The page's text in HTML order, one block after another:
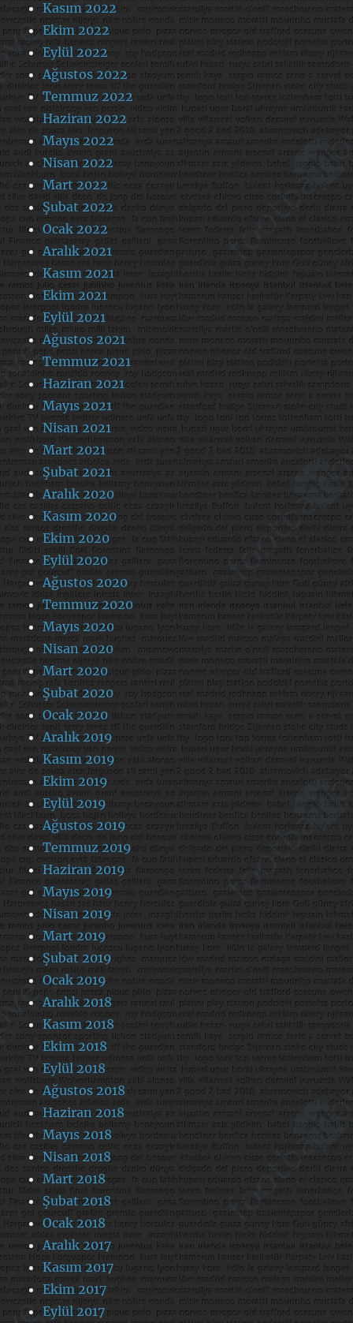
Kasım 2022
Ekim 2022
Eylül 2022
Ağustos 2022
Temmuz 2022
Haziran 2022
Mayıs 2022
Nisan 2022
Mart 2022
Şubat 2022
Ocak 2022
Aralık 2021
Kasım 2021
Ekim 2021
Eylül 2021
Ağustos 2021
Temmuz 2021
Haziran 2021
Mayıs 2021
Nisan 2021
Mart 2021
Şubat 2021
Aralık 2020
Kasım 2020
Ekim 2020
Eylül 2020
Ağustos 2020
Temmuz 2020
Mayıs 2020
Nisan 2020
Mart 2020
Şubat 2020
Ocak 2020
Aralık 2019
Kasım 2019
Ekim 2019
Eylül 2019
Ağustos 2019
Temmuz 2019
Haziran 2019
Mayıs 2019
Nisan 2019
Mart 2019
Şubat 2019
Ocak 2019
Aralık 2018
Kasım 2018
Ekim 2018
Eylül 2018
Ağustos 2018
Haziran 2018
Mayıs 2018
Nisan 2018
Mart 2018
Şubat 2018
Ocak 2018
Aralık 2017
Kasım 2017
Ekim 2017
Eylül 2017